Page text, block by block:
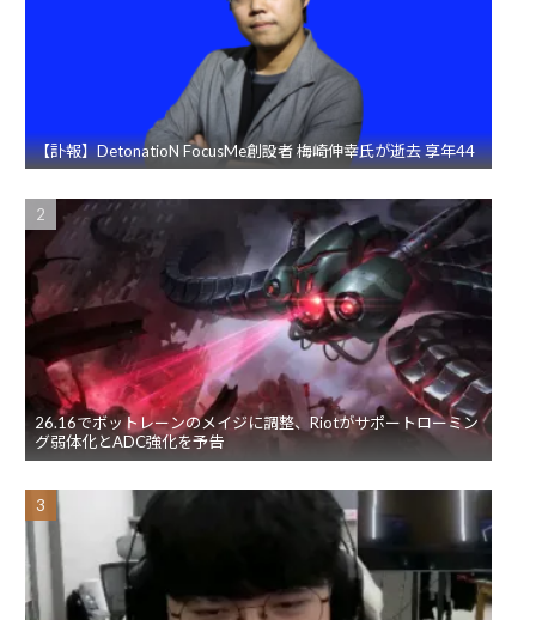
【訃報】DetonatioN FocusMe創設者 梅崎伸幸氏が逝去 享年44
26.16でボットレーンのメイジに調整、Riotがサポートローミン
グ弱体化とADC強化を予告